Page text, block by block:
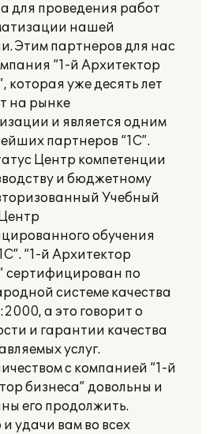
для проведения работ
нашей
Этим партнеров для нас
“1-й Архитектор
которая уже десять лет
на рынке
и является одним
партнеров “1С”.
Центр компетенции
и бюджетному
Учебный
обучения
“1-й Архитектор
сертифицирован по
системе качества
а это говорит о
и гарантии качества
услуг.
с компанией “1-й
бизнеса” довольны и
его продолжить.
удачи вам во всех